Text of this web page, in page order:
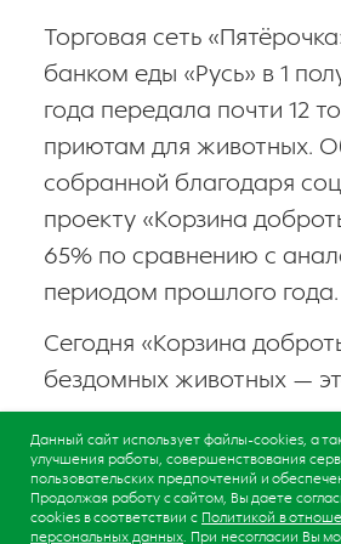
Торговая сеть
банком еды «Русь» в 1
года передала почти 12
приютам для животных.
собранной благодаря
проекту «Корзина
65% по сравнению с
периодом прошлого года.
Сегодня «Корзина
бездомных животных —
инициатива, а целая
поддержки, в которой
неравнодушных по всей
волонтеров до
Горячая линия
8 (800) 700-29-45
© 2024 ООО «Агроторг».
Любое использование контента без
разрешения ООО "Агроторг" запрещено
Подвал
Политика конфиденциальности
Пользовательское соглашение
Политика в отношении обработки
Данный сайт использует файлы-cookies, а
улучшения работы, совершенствования
пользовательских предпочтений и
Продолжая работу с сайтом, Вы даете
cookies в соответствии с Политикой в
персональных данных. При несогласии Вы